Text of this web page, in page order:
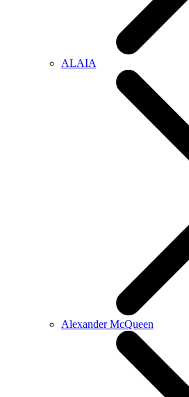
ALAIA
Alexander McQueen